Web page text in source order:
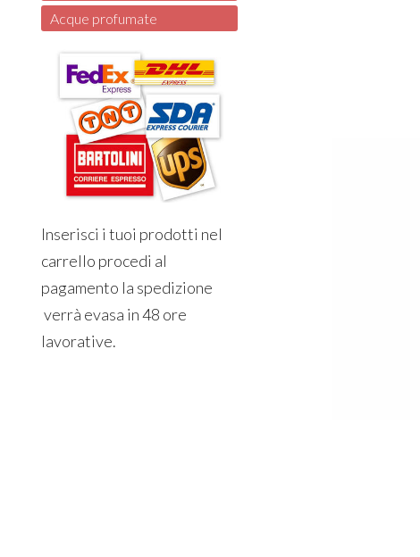
Acque profumate
Inserisci i tuoi prodotti nel
carrello procedi al
pagamento la spedizione
verrà evasa in 48 ore
lavorative.